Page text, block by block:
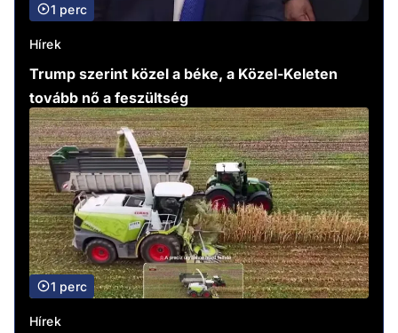
1 perc
Hírek
Trump szerint közel a béke, a Közel-Keleten
tovább nő a feszültség
1 perc
Hírek